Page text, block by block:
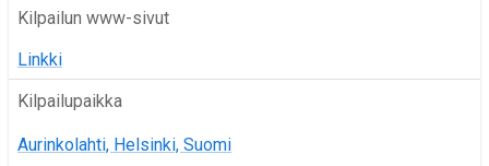
Kilpailun www-sivut
Linkki
Kilpailupaikka
Aurinkolahti, Helsinki, Suomi